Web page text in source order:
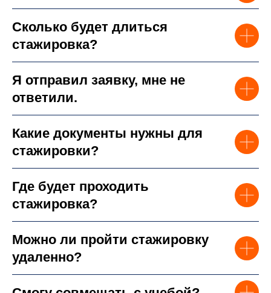
Сколько будет длиться
стажировка?
Я отправил заявку, мне не
ответили.
Какие документы нужны для
стажировки?
Где будет проходить
стажировка?
Можно ли пройти стажировку
удаленно?